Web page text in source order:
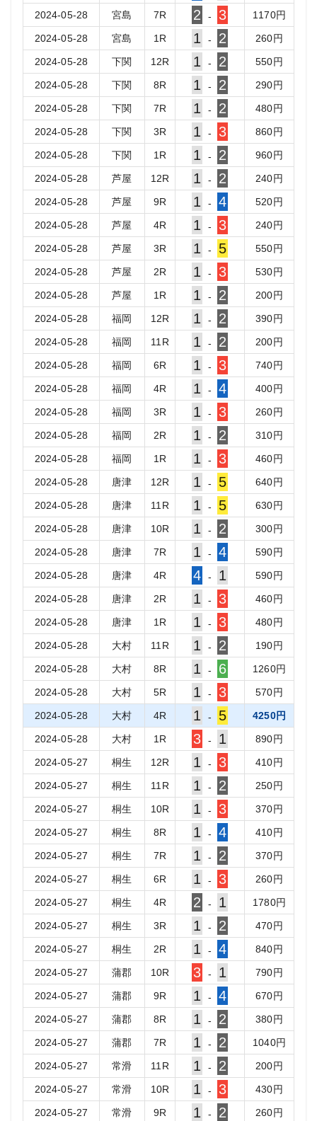
2024-05-28 宮島 7R 2 - 3 1170円
2024-05-28 宮島 1 R 1 - 2 260円
2024-05-28 下関 12R 1 - 2 550円
2024-05-28 下関 8R 1 - 2 290円
2024-05-28 下関 7R 1 - 2 480円
2024-05-28 下関 3R 1 - 3 860円
2024-05-28 下関 1 R 1 - 2 960円
2024-05-28 芦屋 12R 1 - 2 240円
2024-05-28 芦屋 9R 1 - 4 520円
2024-05-28 芦屋 4R 1 - 3 240円
2024-05-28 芦屋 3R 1 - 5 550円
2024-05-28 芦屋 2R 1 - 3 530円
2024-05-28 芦屋 1 R 1 - 2 200円
2024-05-28 福岡 12R 1 - 2 390円
2024-05-28 福岡 11 R 1 - 2 200円
2024-05-28 福岡 6R 1 - 3 740円
2024-05-28 福岡 4R 1 - 4 400円
2024-05-28 福岡 3R 1 - 3 260円
2024-05-28 福岡 2R 1 - 2 310円
2024-05-28 福岡 1 R 1 - 3 460円
2024-05-28 唐津 12R 1 - 5 640円
2024-05-28 唐津 11 R 1 - 5 630円
2024-05-28 唐津 10R 1 - 2 300円
2024-05-28 唐津 7R 1 - 4 590円
2024-05-28 唐津 4R 4 - 1 590円
2024-05-28 唐津 2R 1 - 3 460円
2024-05-28 唐津 1 R 1 - 3 480円
2024-05-28 大村 11 R 1 - 2 190円
2024-05-28 大村 8R 1 - 6 1260円
2024-05-28 大村 5R 1 - 3 570円
2024-05-28 大村 4R 1 - 5 4250円
2024-05-28 大村 1 R 3 - 1 890円
2024-05-27 桐生 12R 1 - 3 410円
2024-05-27 桐生 11 R 1 - 2 250円
2024-05-27 桐生 10R 1 - 3 370円
2024-05-27 桐生 8R 1 - 4 410円
2024-05-27 桐生 7R 1 - 2 370円
2024-05-27 桐生 6R 1 - 3 260円
2024-05-27 桐生 4R 2 - 1 1780円
2024-05-27 桐生 3R 1 - 2 470円
2024-05-27 桐生 2R 1 - 4 840円
2024-05-27 蒲郡 10R 3 - 1 790円
2024-05-27 蒲郡 9R 1 - 4 670円
2024-05-27 蒲郡 8R 1 - 2 380円
2024-05-27 蒲郡 7R 1 - 2 1040円
2024-05-27 常滑 11 R 1 - 2 200円
2024-05-27 常滑 10R 1 - 3 430円
2024-05-27 常滑 9R 1 - 2 260円